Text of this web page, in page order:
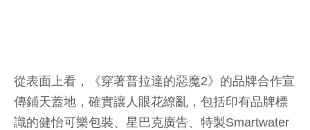
從表面上看，《穿著普拉達的惡魔2》的品牌合作宣
傳鋪天蓋地，確實讓人眼花繚亂，包括印有品牌標
識的健怡可樂包裝、星巴克廣告、特製Smartwater